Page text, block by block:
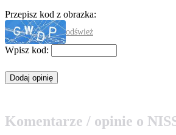
Przepisz kod z obrazka:
odśwież
Wpisz kod:
Komentarze / opinie o